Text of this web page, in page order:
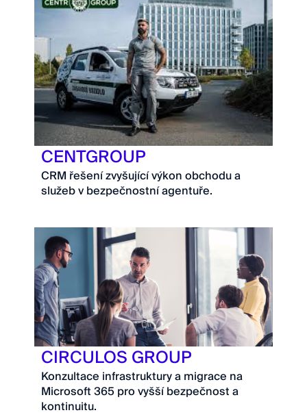
CENTGROUP
CRM řešení zvyšující výkon obchodu a
služeb v bezpečnostní agentuře.
CIRCULOS GROUP
Konzultace infrastruktury a migrace na
Microsoft 365 pro vyšší bezpečnost a
kontinuitu.